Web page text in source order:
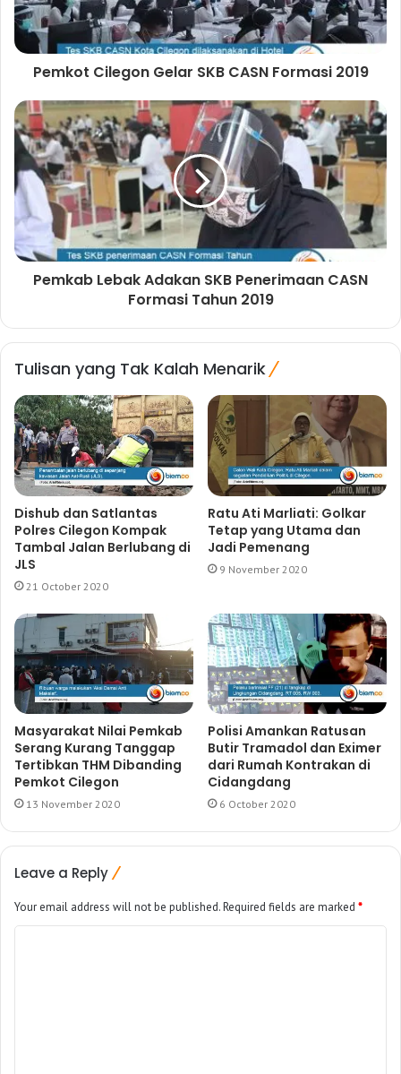
Pemkot Cilegon Gelar SKB CASN Formasi 2019
Pemkab Lebak Adakan SKB Penerimaan CASN
Formasi Tahun 2019
Tulisan yang Tak Kalah Menarik
Dishub dan Satlantas
Polres Cilegon Kompak
Tambal Jalan Berlubang di
JLS
21 October 2020
Ratu Ati Marliati: Golkar
Tetap yang Utama dan
Jadi Pemenang
9 November 2020
Masyarakat Nilai Pemkab
Serang Kurang Tanggap
Tertibkan THM Dibanding
Pemkot Cilegon
13 November 2020
Polisi Amankan Ratusan
Butir Tramadol dan Eximer
dari Rumah Kontrakan di
Cidangdang
6 October 2020
Leave a Reply
Your email address will not be published.Required fields are marked *